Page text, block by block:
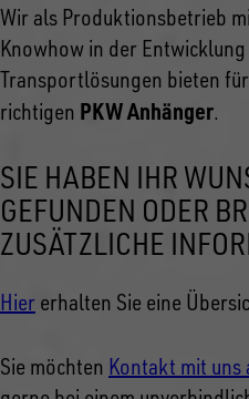
Wir als Produktionsbetrieb
Knowhow in der Entwicklung
Transportlösungen bieten
richtigen PKW Anhänger.
SIE HABEN IHR
GEFUNDEN ODER
ZUSÄTZLICHE
Hier erhalten Sie eine
Sie möchten Kontakt mit uns